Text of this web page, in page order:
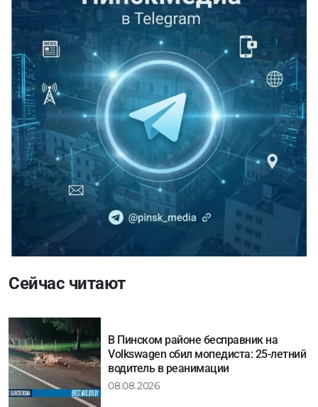
Сейчас читают
В Пинском районе бесправник на
Volkswagen сбил мопедиста: 25-летний
водитель в реанимации
08.08.2026